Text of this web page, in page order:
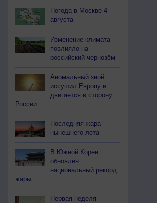
Погода в Москве 4
августа
Изменение климата
повлияло на
российский чернозём
Аномальный зной
иссушил Европу и
двигается в сторону
России
Последняя жара
нынешнего лета
В Южной Корее
обновлён
национальный рекорд
жары
Первая неделя